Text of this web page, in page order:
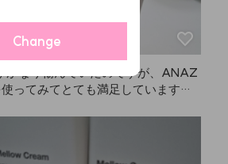
かなり傷んでいたのですが、ANAZ
ってみてとても満足しています。
でゴワゴワだった髪が落ち着いてき
た。これからも続けて使うつもりで
Change